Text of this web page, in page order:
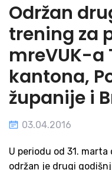
Održan
trening za
mreVUK-a
kantona,
županije i
03.04.2016
U periodu od 31.
održan je drugi